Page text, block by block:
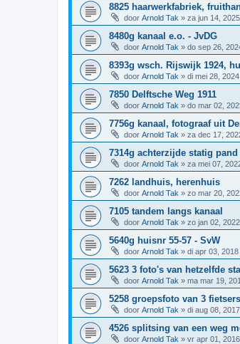
8825 haarwerkfabriek,
door Arnold Tak » za jun 14,
8480g kanaal e.o. - JvDG
door Arnold Tak » do sep 26,
8393g wsch. Rijswijk 1924,
door Arnold Tak » di mei 28,
7850 Delftsche Weg 1911
door Arnold Tak » do mar 02,
7756g kanaal, fotograaf uit
door Arnold Tak » za dec 17,
7314g achterzijde statig pand
door Arnold Tak » za mei 07,
7262 landhuis, herenhuis
door Arnold Tak » zo mar 20,
7105 tandem langs kanaal
door Arnold Tak » zo jan 02,
5640g huisnr 55-57 - SvW
door Arnold Tak » di apr 03,
5623 3 foto's van hetzelfde
door Arnold Tak » ma mar 19,
5258 groepsfoto van 3
door Arnold Tak » di aug 08,
4526 splitsing van een weg
door Arnold Tak » vr apr 01,